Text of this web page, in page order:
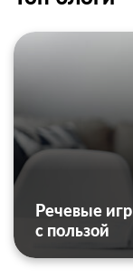
Речевые
с пользой